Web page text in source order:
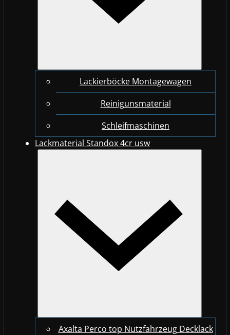
Lackierböcke Montagewagen
Reinigunsmaterial
Schleifmaschinen
Lackmaterial Standox 4cr usw
Axalta Perco top Nutzfahrzeug Decklack